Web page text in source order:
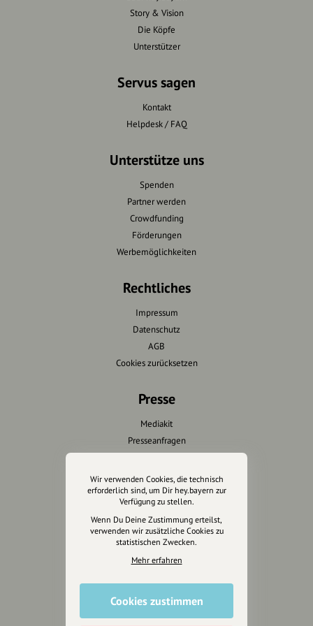
Story & Vision
Die Köpfe
Unterstützer
Servus sagen
Kontakt
Helpdesk / FAQ
Unterstütze uns
Spenden
Partner werden
Crowdfunding
Förderungen
Werbemöglichkeiten
Rechtliches
Impressum
Datenschutz
AGB
Cookies zurücksetzen
Presse
Mediakit
Presseanfragen
Wir unterstützen Euch
Fotografie & mehr
Marketing
Anakin Design
Wir verwenden Cookies, die technisch
erforderlich sind, um Dir hey.bayern zur
Verfügung zu stellen.
Wenn Du Deine Zustimmung erteilst,
verwenden wir zusätzliche Cookies zu
statistischen Zwecken.
Mehr erfahren
Cookies zustimmen